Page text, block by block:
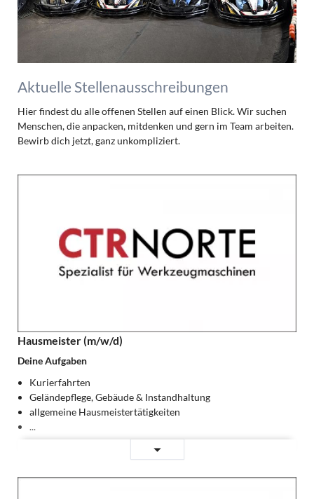
Aktuelle Stellenausschreibungen
Hier findest du alle offenen Stellen auf einen Blick. Wir suchen
Menschen, die anpacken, mitdenken und gern im Team arbeiten.
Bewirb dich jetzt, ganz unkompliziert.
Hausmeister (m/w/d)
Deine Aufgaben
Kurierfahrten
Geländepflege, Gebäude & Instandhaltung
allgemeine Hausmeistertätigkeiten
...